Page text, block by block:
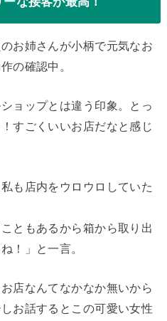
お姉さんが小柄で元気なお
の確認中。
ョップとは違う印象。とっ
すごくいいお店だなと感じ
も店内をウロウロしていた
ともあるから箱から取り出
！」と一言。
店なんてなかなか無いから
お話するとこの可愛い女性